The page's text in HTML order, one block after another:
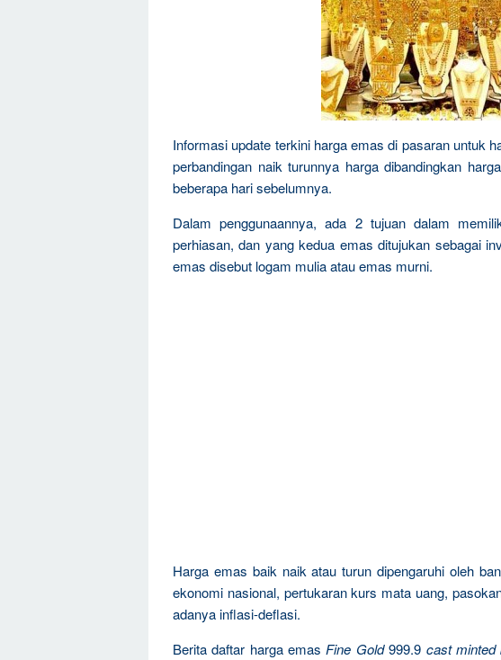
Informasi update terkini harga emas di pasaran untuk
perbandingan naik turunnya harga dibandingkan
beberapa hari sebelumnya.
Dalam penggunaannya, ada 2 tujuan dalam
perhiasan, dan yang kedua emas ditujukan sebagai
emas disebut logam mulia atau emas murni.
Harga emas baik naik atau turun dipengaruhi oleh
ekonomi nasional, pertukaran kurs mata uang,
adanya inflasi-deflasi.
Berita daftar harga emas Fine Gold999.9 cast minted